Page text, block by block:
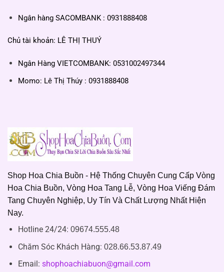
Ngân hàng SACOMBANK : 0931888408
Chủ tài khoản: LÊ THỊ THUÝ
Ngân Hàng VIETCOMBANK: 0531002497344
Momo: Lê Thị Thúy : 0931888408
Shop Hoa Chia Buồn - Hệ Thống Chuyên Cung Cấp Vòng
Hoa Chia Buồn, Vòng Hoa Tang Lễ, Vòng Hoa Viếng Đám
Tang Chuyên Nghiệp, Uy Tín Và Chất Lượng Nhất Hiện
Nay.
Hotline 24/24: 09674.555.48
Chăm Sóc Khách Hàng: 028.66.53.87.49
Email: shophoachiabuon@gmail.com